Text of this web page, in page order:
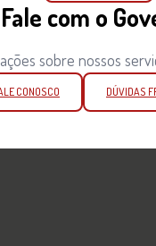
Fale com o
sobre nossos
CONOSCO DÚVIDAS